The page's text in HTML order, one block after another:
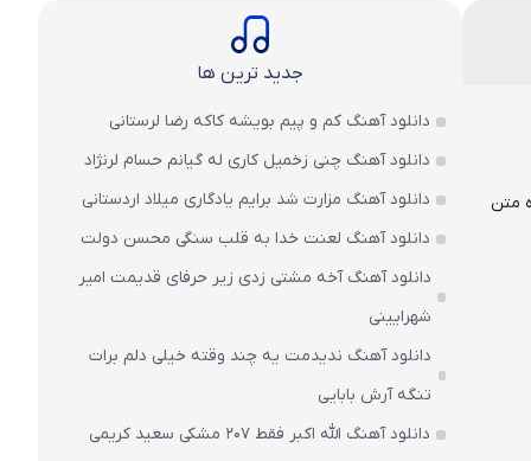
و ۳۲۰ به همراه متن
جدید ترین ها
دانلود آهنگ کم و پیم بویشه کاکه رضا لرستانی
دانلود آهنگ چنی زخمیل کاری له گیانم حسام لرنژاد
دانلود آهنگ مزارت شد برایم یادگاری میلاد اردستانی
دانلود آهنگ لعنت خدا به قلب سنگی محسن دولت
دانلود آهنگ آخه مشتی زدی زیر حرفای قدیمت امیر
شهرایینی
دانلود آهنگ ندیدمت یه چند وقته خیلی دلم برات
تنگه آرش بابایی
دانلود آهنگ الله اکبر فقط 207 مشکی سعید کریمی